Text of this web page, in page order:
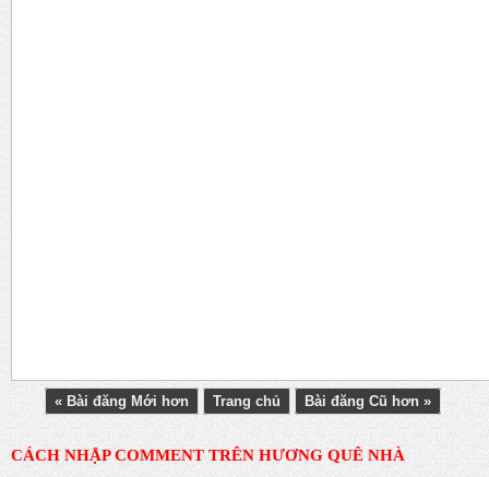
« Bài đăng Mới hơn Trang chủ Bài đăng Cũ hơn »
CÁCH NHẬP COMMENT TRÊN HƯƠNG QUÊ NHÀ